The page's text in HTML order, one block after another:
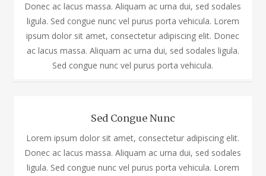
Donec ac lacus massa. Aliquam ac urna dui, sed sodales
ligula. Sed congue nunc vel purus porta vehicula. Lorem
ipsum dolor sit amet, consectetur adipiscing elit. Donec
ac lacus massa. Aliquam ac urna dui, sed sodales ligula.
Sed congue nunc vel purus porta vehicula.
Sed Congue Nunc
Lorem ipsum dolor sit amet, consectetur adipiscing elit.
Donec ac lacus massa. Aliquam ac urna dui, sed sodales
ligula. Sed congue nunc vel purus porta vehicula. Lorem